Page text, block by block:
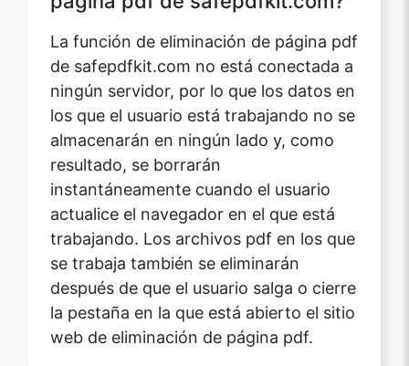
de safepdfkit.com no está conectada a
ningún servidor, por lo que los datos en
los que el usuario está trabajando no se
almacenarán en ningún lado y, como
resultado, se borrarán
instantáneamente cuando el usuario
actualice el navegador en el que está
trabajando. Los archivos pdf en los que
se trabaja también se eliminarán
después de que el usuario salga o cierre
la pestaña en la que está abierto el sitio
web de eliminación de página pdf.